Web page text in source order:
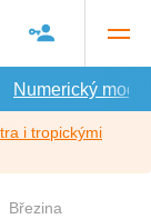
Numerický model
i tropickými
Březina